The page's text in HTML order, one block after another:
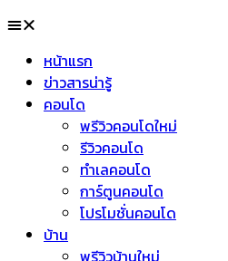
หน้าแรก
ข่าวสารน่ารู้
คอนโด
พรีวิวคอนโดใหม่
รีวิวคอนโด
ทำเลคอนโด
การ์ตูนคอนโด
โปรโมชั่นคอนโด
บ้าน
พรีวิวบ้านใหม่